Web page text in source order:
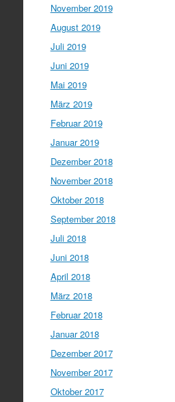
November 2019
August 2019
Juli 2019
Juni 2019
Mai 2019
März 2019
Februar 2019
Januar 2019
Dezember 2018
November 2018
Oktober 2018
September 2018
Juli 2018
Juni 2018
April 2018
März 2018
Februar 2018
Januar 2018
Dezember 2017
November 2017
Oktober 2017